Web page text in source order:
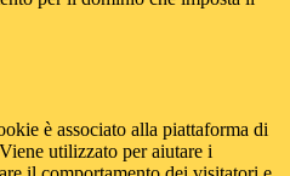
è associato alla piattaforma di
utilizzato per aiutare i